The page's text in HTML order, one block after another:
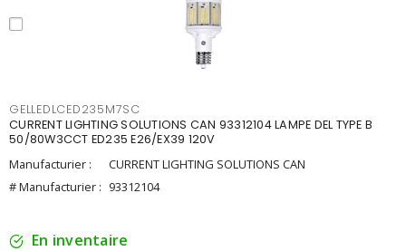
GELLEDLCED235M7SC
CURRENT LIGHTING SOLUTIONS CAN 93312104 LAMPE DEL TYPE B
50/80W3CCT ED235 E26/EX39 120V
Manufacturier :
CURRENT LIGHTING SOLUTIONS CAN
# Manufacturier : 93312104
En inventaire